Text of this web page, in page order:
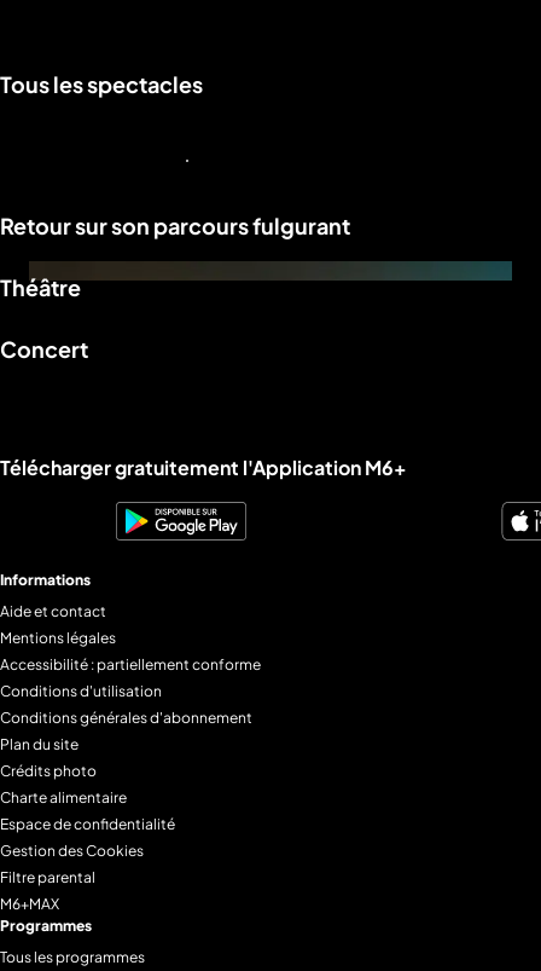
Tous les spectacles
Retour sur son parcours fulgurant
Théâtre
Concert
Liens utiles M6+.
Télécharger gratuitement l'Application M6+
Informations
Aide et contact
Mentions légales
Accessibilité : partiellement conforme
Conditions d'utilisation
Conditions générales d'abonnement
Plan du site
Crédits photo
Charte alimentaire
Espace de confidentialité
Gestion des Cookies
Filtre parental
M6+MAX
Programmes
Tous les programmes